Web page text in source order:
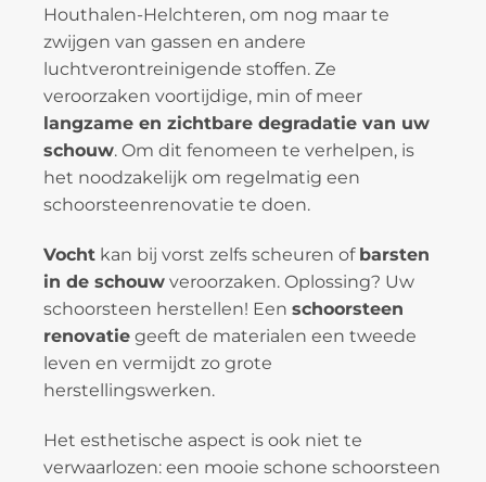
Houthalen-Helchteren, om nog maar te
zwijgen van gassen en andere
luchtverontreinigende stoffen. Ze
veroorzaken voortijdige, min of meer
langzame en zichtbare degradatie van uw
schouw. Om dit fenomeen te verhelpen, is
het noodzakelijk om regelmatig een
schoorsteenrenovatie te doen.
Vocht kan bij vorst zelfs scheuren of barsten
in de schouw veroorzaken. Oplossing? Uw
schoorsteen herstellen! Een schoorsteen
renovatie geeft de materialen een tweede
leven en vermijdt zo grote
herstellingswerken.
Het esthetische aspect is ook niet te
verwaarlozen: een mooie schone schoorsteen